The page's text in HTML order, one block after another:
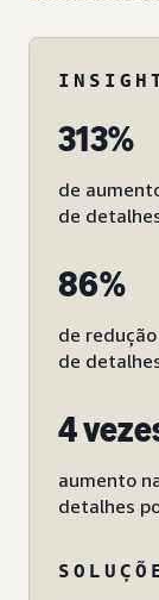
313%
de
de
86%
de
de
4
aumento
detalhes